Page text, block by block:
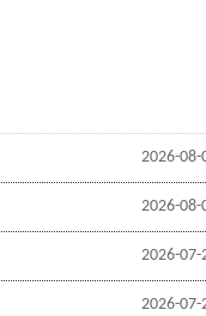
2026-08-
2026-08-
2026-07-
2026-07-